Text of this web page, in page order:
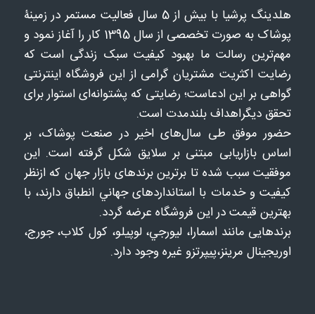
هلدينگ پرشيا با بيش از 5 سال فعاليت مستمر در زمینۀ
پوشاک به ‌صورت تخصصی از سال 1395 كار را آغاز نمود و
مهم‌ترین رسالت ما بهبود کیفیت سبک زندگی است که
رضایت اکثریت مشتریان گرامی از این فروشگاه اینترنتی
گواهی بر این ادعاست؛ رضایتی که پشتوانه‌ای استوار برای
تحقق دیگراهداف بلندمدت است.
حضور موفق طی سال‌های اخیر در صنعت پوشاک، بر
اساس بازاریابی مبتنی بر سلایق شکل‌ گرفته است. این
موفقیت سبب شده تا برترین برندهای بازار جهان که ازنظر
کیفیت و خدمات با استانداردهای جهاني انطباق دارند، با
بهترین قیمت در این فروشگاه عرضه گردد.
برندهایی مانند اسمارا، ليورجي، لوپيلو، كول كلاب، جورج،
اوريجينال مرينز،پيپرتزو غيره وجود دارد.